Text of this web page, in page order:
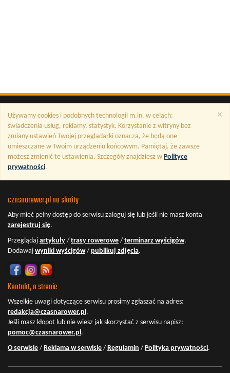
×
Używamy cookies i podobnych technologii m.in. w celach:
świadczenia usług, reklamy, statystyk. Korzystanie z witryny bez
zmiany ustawień Twojej przeglądarki oznacza, że będą one
umieszczane w Twoim urządzeniu końcowym. Pamiętaj, że zawsze
możesz zmienić te ustawienia. Szczegóły znajdziesz w Polityce
prywatności.
czasnarower.pl na skróty
Aby mieć pełny dostęp do serwisu zaloguj się lub jeśli nie masz konta
zarejestruj się.
Przeglądaj artykuły / trasy rowerowe / terminarz wyścigów.
Dodawaj wyniki wyścigów/ publikuj zdjęcia.
Kontakt, o stronie
Wszelkie uwagi dotyczące serwisu prosimy zgłaszać na adres:
redakcja@czasnarower.pl.
Jeśli masz kłopot lub nie wiesz jak skorzystać z serwisu napisz:
pomoc@czasnarower.pl.
O serwisie / Reklama w serwisie / Regulamin / Polityka prywatności.